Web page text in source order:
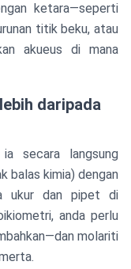
ketara—seperti
titik beku, atau
akueus di mana
daripada
secara langsung
balas kimia) dengan
ukur dan pipet di
anda perlu
molariti